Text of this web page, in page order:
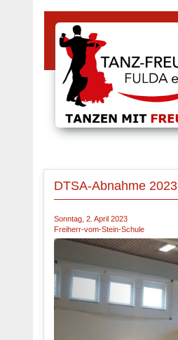
DTSA-Abnahme 2023
Sonntag, 2. April 2023
Freiherr-vom-Stein-Schule